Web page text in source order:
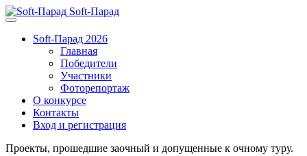
Soft-Парад
Soft-Парад 2026
Главная
Победители
Участники
Фоторепортаж
О конкурсе
Контакты
Вход и регистрация
Проекты, прошедшие заочный и допущенные к очному туру.